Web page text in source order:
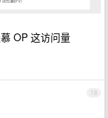
OP 这访问量
18